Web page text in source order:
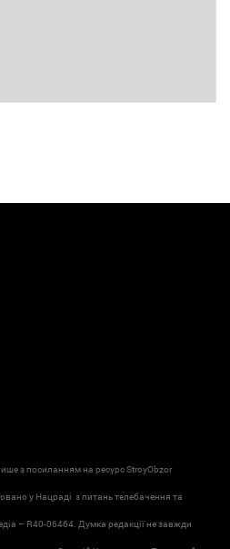
з посиланням на ресурс StroyObzor
у Нацраді з питань телебачення та
– R40-06464. Думка редакції не завжди